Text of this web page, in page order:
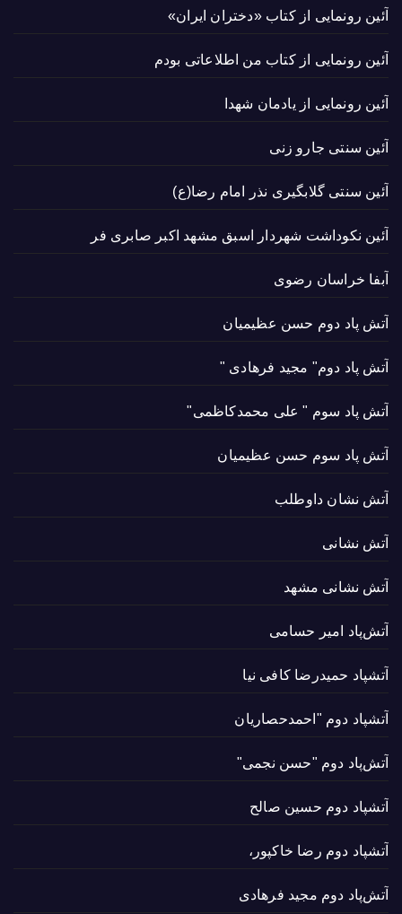
آئین رونمایی از کتاب «دختران ایران»
آئین رونمایی از کتاب من اطلاعاتی بودم
آئین رونمایی از یادمان شهدا
آئین سنتی جارو زنی
آئین سنتی گلابگیری نذر امام رضا(ع)
آئین نکوداشت شهردار اسبق مشهد اکبر صابری فر
آبفا خراسان رضوی
آتش پاد دوم حسن عظیمیان
آتش پاد دوم" مجید فرهادی "
آتش پاد سوم " علی محمدکاظمی"
آتش پاد سوم حسن عظیمیان
آتش نشان داوطلب
آتش نشانی
آتش نشانی مشهد
آتش‌پاد امیر حسامی
آتشپاد حميدرضا کافی نیا
آتشپاد دوم "احمدحصاریان
آتش‌پاد دوم "حسن نجمی"
آتشپاد دوم حسین صالح
آتشپاد دوم رضا خاکپور،
آتش‌پاد دوم مجید فرهادی